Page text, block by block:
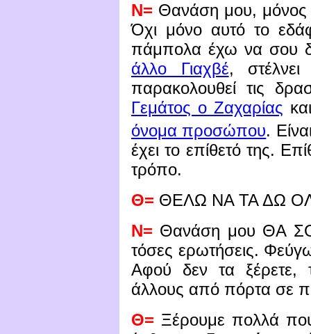
Ν= Θανάση μου, μόνος
Όχι μόνο αυτό το
πάμπολα έχω να σου
άλλο Γιαχβέ,
παρακολουθεί τις
Γεμάτος ο Ζαχαρίας
όνομα προσώπου.
έχει το επίθετό της.
τρόπο.
Θ= ΘΕΛΩ ΝΑ ΤΑ ΔΩ
Ν= Θανάση μου ΘΑ
τόσες ερωτήσεις.
Αφού δεν τα ξέρετε,
άλλους από πόρτα σε
Θ= Ξέρουμε πολλά